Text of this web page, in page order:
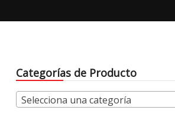
Categorías de Producto
Selecciona una categoría